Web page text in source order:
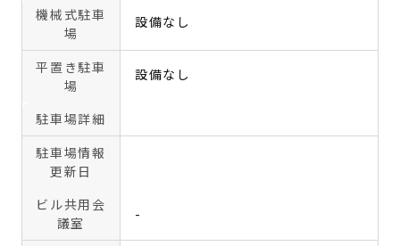
機械式駐車
場
設備なし
平置き駐車
場
設備なし
駐車場詳細
駐車場情報
更新日
ビル共用会
議室
-